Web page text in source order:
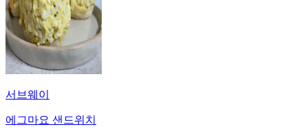
서브웨이
에그마요 샌드위치